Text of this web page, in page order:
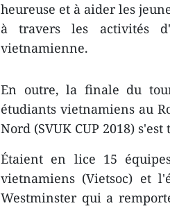
heureuse et à aider les
à travers les activités
vietnamienne.
En outre, la finale du
étudiants vietnamiens au
Nord (SVUK CUP 2018)
Étaient en lice 15
vietnamiens (Vietsoc) et
Westminster qui a